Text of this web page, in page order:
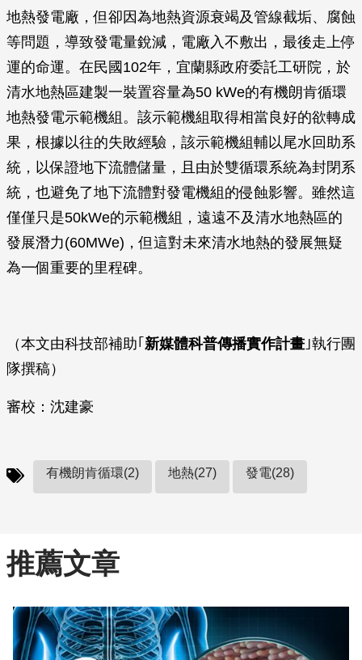
地熱發電廠，但卻因為地熱資源衰竭及管線截垢、腐蝕
等問題，導致發電量銳減，電廠入不敷出，最後走上停
運的命運。在民國102年，宜蘭縣政府委託工研院，於
清水地熱區建製一裝置容量為50 kWe的有機朗肯循環
地熱發電示範機組。該示範機組取得相當良好的欲轉成
果，根據以往的失敗經驗，該示範機組輔以尾水回助系
統，以保證地下流體儲量，且由於雙循環系統為封閉系
統，也避免了地下流體對發電機組的侵蝕影響。雖然這
僅僅只是50kWe的示範機組，遠遠不及清水地熱區的
發展潛力(60MWe)，但這對未來清水地熱的發展無疑
為一個重要的里程碑。
（本文由科技部補助｢ 新媒體科普傳播實作計畫 ｣執行團
隊撰稿）
審校：沈建豪
有機朗肯循環(2) 地熱(27) 發電(28)
推薦文章